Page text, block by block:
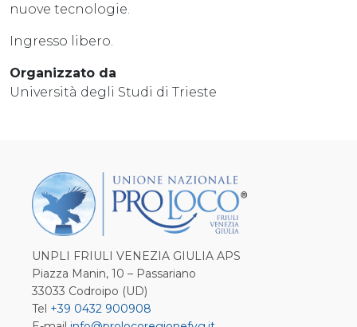
nuove tecnologie.
Ingresso libero.
Organizzato da
Università degli Studi di Trieste
UNPLI FRIULI VENEZIA GIULIA APS
Piazza Manin, 10 – Passariano
33033 Codroipo (UD)
Tel +39 0432 900908